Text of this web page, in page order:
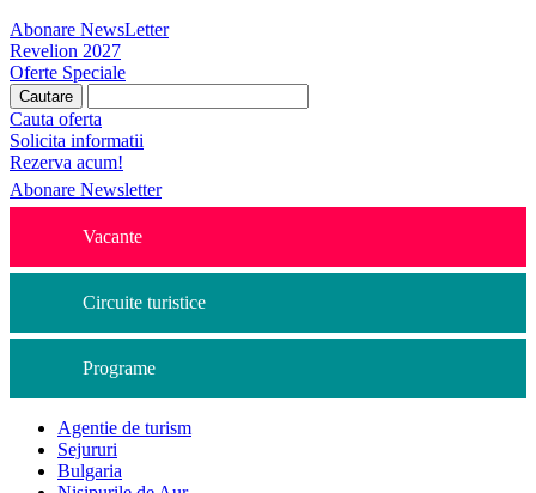
Abonare NewsLetter
Revelion 2027
Oferte Speciale
Cauta oferta
Solicita informatii
Rezerva acum!
Abonare Newsletter
Vacante
Circuite turistice
Programe
Agentie de turism
Sejururi
Bulgaria